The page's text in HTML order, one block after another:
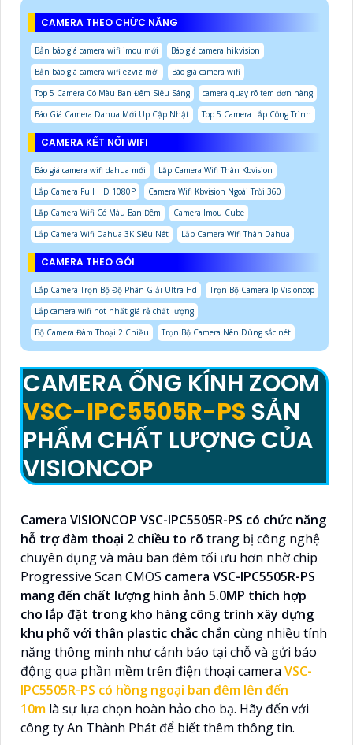
CAMERA THEO CHỨC NĂNG
Bản báo giá camera wifi imou mới
Báo giá camera hikvision
Bản báo giá camera wifi ezviz mới
Báo giá camera wifi
Top 5 Camera Có Màu Ban Đêm Siêu Sáng
camera quay rõ tem đơn hàng
Báo Giá Camera Dahua Mới Up Cập Nhật
Top 5 Camera Lắp Công Trình
CAMERA KẾT NỐI WIFI
Báo giá camera wifi dahua mới
Lắp Camera Wifi Thân Kbvision
Lắp Camera Full HD 1080P
Camera Wifi Kbvision Ngoài Trời 360
Lắp Camera Wifi Có Màu Ban Đêm
Camera Imou Cube
Lắp Camera Wifi Dahua 3K Siêu Nét
Lắp Camera Wifi Thân Dahua
CAMERA THEO GÓI
Lắp Camera Trọn Bộ Độ Phân Giải Ultra Hd
Trọn Bộ Camera Ip Visioncop
Lắp camera wifi hot nhất giá rẻ chất lượng
Bộ Camera Đàm Thoại 2 Chiều
Trọn Bộ Camera Nên Dùng sắc nét
CAMERA ỐNG KÍNH ZOOM
VSC-IPC5505R-PS SẢN
PHẨM CHẤT LƯỢNG CỦA
VISIONCOP
Camera VISIONCOP VSC-IPC5505R-PS có chức năng
hỗ trợ đàm thoại 2 chiều to rõ trang bị công nghệ
chuyên dụng và màu ban đêm tối ưu hơn nhờ chip
Progressive Scan CMOS camera VSC-IPC5505R-PS
mang đến chất lượng hình ảnh 5.0MP thích hợp
cho lắp đặt trong kho hàng công trình xây dựng
khu phố với thân plastic chắc chắn cùng nhiều tính
năng thông minh như cảnh báo tại chỗ và gửi báo
động qua phần mềm trên điện thoại camera VSC-
IPC5505R-PS có hồng ngoại ban đêm lên đến
10m là sự lựa chọn hoàn hảo cho bạ. Hãy đến với
công ty An Thành Phát để biết thêm thông tin.